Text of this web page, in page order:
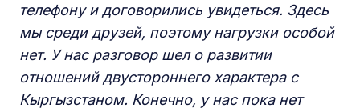
телефону и договорились увидеться. Здесь
мы среди друзей, поэтому нагрузки особой
нет. У нас разговор шел о развитии
отношений двустороннего характера с
Кыргызстаном. Конечно, у нас пока нет